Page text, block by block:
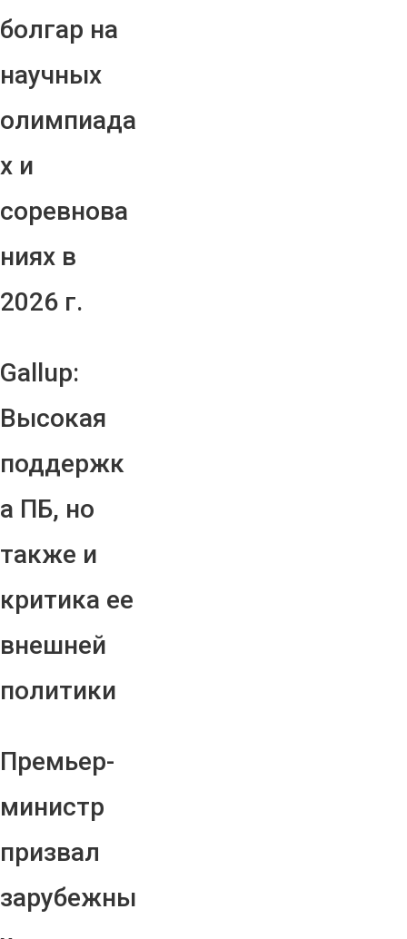
болгар на
научных
олимпиада
х и
соревнова
ниях в
2026 г.
Gallup:
Высокая
поддержк
а ПБ, но
также и
критика ее
внешней
политики
Премьер-
министр
призвал
зарубежны